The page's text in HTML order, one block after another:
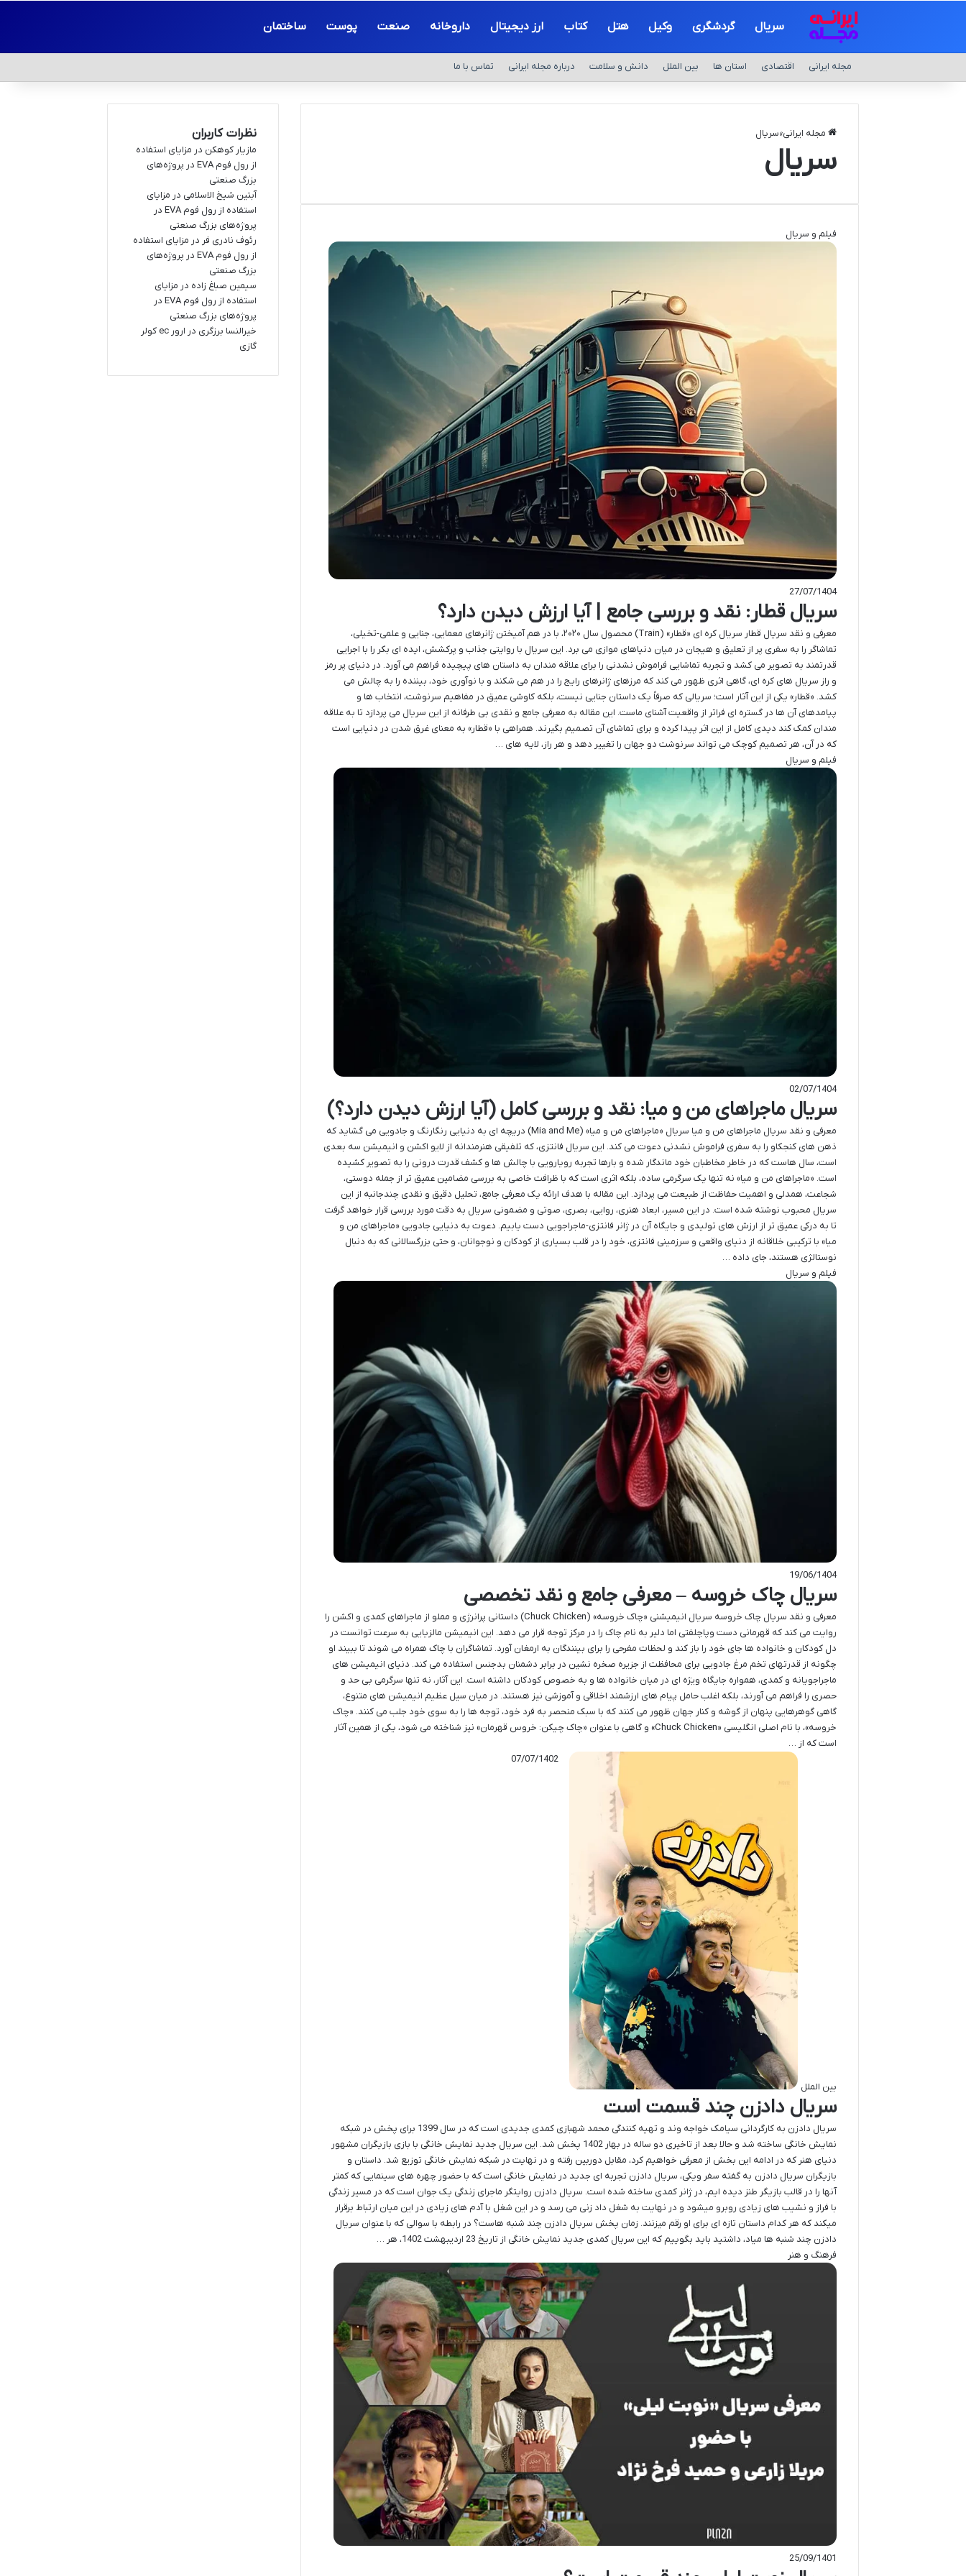
سریال گردشگری وکیل هتل کتاب ارز دیجیتال داروخانه صنعت پوست ساختمان
مجله ایرانی اقتصادی استان ها بین الملل دانش و سلامت درباره مجله ایرانی تماس با ما
مجله ایرانی»سریال
سریال
فیلم و سریال
27/07/1404
سریال قطار: نقد و بررسی جامع | آیا ارزش دیدن دارد؟
معرفی و نقد سریال قطار سریال کره ای «قطار» (Train) محصول سال ۲۰۲۰، با در هم آمیختن ژانرهای معمایی، جنایی و علمی-تخیلی،
تماشاگر را به سفری پر از تعلیق و هیجان در میان دنیاهای موازی می برد. این سریال با روایتی جذاب و پرکشش، ایده ای بکر را با اجرایی
قدرتمند به تصویر می کشد و تجربه تماشایی فراموش نشدنی را برای علاقه مندان به داستان های پیچیده فراهم می آورد. در دنیای پر رمز
و راز سریال های کره ای، گاهی اثری ظهور می کند که مرزهای ژانرهای رایج را در هم می شکند و با نوآوری خود، بیننده را به چالش می
کشد. «قطار» یکی از این آثار است؛ سریالی که صرفاً یک داستان جنایی نیست، بلکه کاوشی عمیق در مفاهیم سرنوشت، انتخاب ها و
پیامدهای آن ها در گستره ای فراتر از واقعیت آشنای ماست. این مقاله به معرفی جامع و نقدی بی طرفانه از این سریال می پردازد تا به علاقه
مندان کمک کند دیدی کامل از این اثر پیدا کرده و برای تماشای آن تصمیم بگیرند. همراهی با «قطار» به معنای غرق شدن در دنیایی است
که در آن، هر تصمیم کوچک می تواند سرنوشت دو جهان را تغییر دهد و هر راز، لایه های …
فیلم و سریال
02/07/1404
سریال ماجراهای من و میا: نقد و بررسی کامل (آیا ارزش دیدن دارد؟)
معرفی و نقد سریال ماجراهای من و میا سریال «ماجراهای من و میا» (Mia and Me) دریچه ای به دنیایی رنگارنگ و جادویی می گشاید که
ذهن های کنجکاو را به سفری فراموش نشدنی دعوت می کند. این سریال فانتزی، که تلفیقی هنرمندانه از لایو اکشن و انیمیشن سه بعدی
است، سال هاست که در خاطر مخاطبان خود ماندگار شده و بارها تجربه رویارویی با چالش ها و کشف قدرت درونی را به تصویر کشیده
است. «ماجراهای من و میا» نه تنها یک سرگرمی ساده، بلکه اثری است که با ظرافت خاصی به بررسی مضامین عمیق تر از جمله دوستی،
شجاعت، همدلی و اهمیت حفاظت از طبیعت می پردازد. این مقاله با هدف ارائه یک معرفی جامع، تحلیل دقیق و نقدی چندجانبه از این
سریال محبوب نوشته شده است. در این مسیر، ابعاد هنری، روایی، بصری، صوتی و مضمونی سریال به دقت مورد بررسی قرار خواهد گرفت
تا به درکی عمیق تر از ارزش های تولیدی و جایگاه آن در ژانر فانتزی-ماجراجویی دست یابیم. دعوت به دنیایی جادویی «ماجراهای من و
میا» با ترکیبی خلاقانه از دنیای واقعی و سرزمینی فانتزی، خود را در قلب بسیاری از کودکان و نوجوانان، و حتی بزرگسالانی که به دنبال
نوستالژی هستند، جای داده …
فیلم و سریال
19/06/1404
سریال چاک خروسه – معرفی جامع و نقد تخصصی
معرفی و نقد سریال چاک خروسه سریال انیمیشنی «چاک خروسه» (Chuck Chicken) داستانی پرانرژی و مملو از ماجراهای کمدی و اکشن را
روایت می کند که قهرمانی دست وپاچلفتی اما دلیر به نام چاک را در مرکز توجه قرار می دهد. این انیمیشن مالزیایی به سرعت توانست در
دل کودکان و خانواده ها جای خود را باز کند و لحظات مفرحی را برای بینندگان به ارمغان آورد. تماشاگران با چاک همراه می شوند تا ببیند او
چگونه از قدرتهای تخم مرغ جادویی برای محافظت از جزیره صخره نشین در برابر دشمنان بدجنس استفاده می کند. دنیای انیمیشن های
ماجراجویانه و کمدی، همواره جایگاه ویژه ای در میان خانواده ها و به خصوص کودکان داشته است. این آثار، نه تنها سرگرمی بی حد و
حصری را فراهم می آورند، بلکه اغلب حامل پیام های ارزشمند اخلاقی و آموزشی نیز هستند. در میان سیل عظیم انیمیشن های متنوع،
گاهی گوهرهایی پنهان از گوشه و کنار جهان ظهور می کنند که با سبک منحصر به فرد خود، توجه ها را به سوی خود جلب می کنند. «چاک
خروسه»، با نام اصلی انگلیسی «Chuck Chicken» و گاهی با عنوان «چاک چیکن: خروس قهرمان» نیز شناخته می شود، یکی از همین آثار
است که از …
بین الملل
07/07/1402
سریال دادزن چند قسمت است
سریال دادزن به کارگردانی سیامک خواجه وند و تهیه کنندگی محمد شهبازی کمدی جدیدی است که در سال 1399 برای پخش در شبکه
نمایش خانگی ساخته شد و حالا بعد از تاخیری دو ساله در بهار 1402 پخش شد. این سریال جدید نمایش خانگی با بازی بازیگران مشهور
دنیای هنر که در ادامه این بخش از معرفی خواهیم کرد، مقابل دوربین رفته و در نهایت در شبکه نمایش خانگی توزیع شد. داستان و
بازیگران سریال دادزن به گفته سفر ویکی، سریال دادزن تجربه ای جدید در نمایش خانگی است که با حضور چهره های سینمایی که کمتر
آنها را در قالب بازیگر طنز دیده ایم، در ژانر کمدی ساخته شده است. سریال دادزن روایتگر ماجرای زندگی یک جوان است که در مسیر زندگی
با فراز و نشیب های زیادی روبرو میشود و در نهایت به شغل داد زنی می رسد و در این شغل با آدم های زیادی در این میان ارتباط برقرار
میکند که هر کدام داستان تازه ای برای او رقم میزنند. زمان پخش سریال دادزن چند شنبه هاست؟ در رابطه با سوالی که با عنوان سریال
دادزن چند شنبه ها میاد، داشتید باید بگوییم که این سریال کمدی جدید نمایش خانگی از تاریخ 23 اردیبهشت 1402، هر …
فرهنگ و هنر
25/09/1401
نظرات کاربران
مازیار کوهکن در مزایای استفاده
از رول فوم EVA در پروژه‌های
بزرگ صنعتی
آبتین شیخ الاسلامی در مزایای
استفاده از رول فوم EVA در
پروژه‌های بزرگ صنعتی
رئوف نادری فر در مزایای استفاده
از رول فوم EVA در پروژه‌های
بزرگ صنعتی
سیمین صباغ زاده در مزایای
استفاده از رول فوم EVA در
پروژه‌های بزرگ صنعتی
خیرالنسا برزگری در
ارور ec کولر
گازی